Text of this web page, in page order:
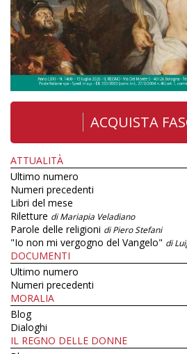
ACQUISTA
ATTUALITÀ
Ultimo numero
Numeri precedenti
Libri del mese
Riletture di Mariapia Veladiano
Parole delle religioni di Piero Stefani
"Io non mi vergogno del Vangelo" di
DOCUMENTI
Ultimo numero
Numeri precedenti
MORALIA
Blog
Dialoghi
IL REGNO DELLE DONNE